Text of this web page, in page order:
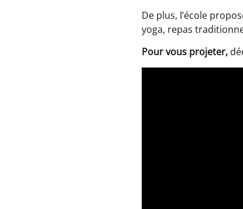
De plus, l’école
yoga, repas
Pour vous projeter,